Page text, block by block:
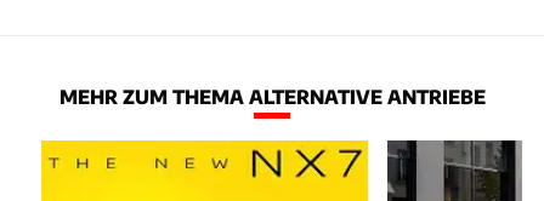
MEHR ZUM THEMA ALTERNATIVE ANTRIEBE